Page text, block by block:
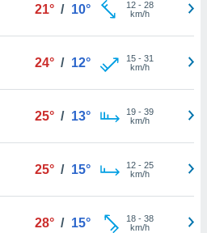
21° / 10° 12- 28
km/h
24° / 12° 15- 31
km/h
25° / 13° 19- 39
km/h
25° / 15° 12- 25
km/h
28° / 15° 18- 38
km/h